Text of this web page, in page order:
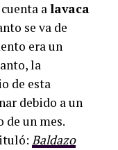
alavaca
se va de
era un
la
de esta
debido a un
de un mes.
Baldazo